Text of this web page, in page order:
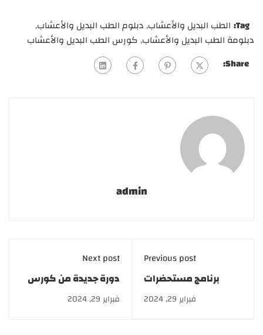
Tag: الطب البديل والأعشاب,دبلوم الطب البديل والأعشاب,
دبلومة الطب البديل والأعشاب, كورس الطب البديل والأعشاب
Share:
admin
Previous post
برنامج مستحضرات
التجميل| makeup
فبراير 29, 2024
Next post
دورة جديدة من كورس
التركيبات التجميلية..
خصم 50%
فبراير 29, 2024